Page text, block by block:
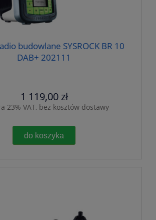
budowlane SYSROCK BR 10
DAB+ 202111
1 119,00 zł
23% VAT, bez kosztów dostawy
do koszyka